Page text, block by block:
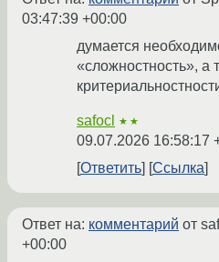
03:47:39 +00:00
думается
«сложностность», а
safocl ★★
09.07.2026 16:58:17
Ответить
Ссылка
Ответ на: комментарий от
+00:00